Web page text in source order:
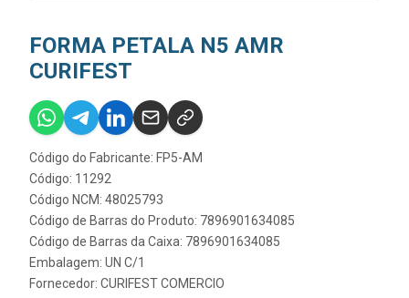
FORMA PETALA N5 AMR
CURIFEST
Código do Fabricante: FP5-AM
Código: 11292
Código NCM: 48025793
Código de Barras do Produto: 7896901634085
Código de Barras da Caixa: 7896901634085
Embalagem: UN C/1
Fornecedor: CURIFEST COMERCIO